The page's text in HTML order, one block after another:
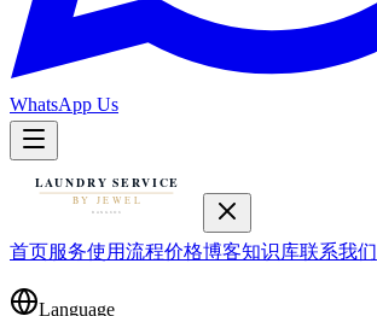
WhatsApp Us
首页服务使用流程价格博客知识库联系我们
Language